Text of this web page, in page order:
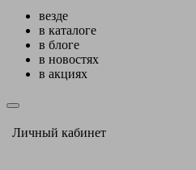
везде
в каталоге
в блоге
в новостях
в акциях
Личный кабинет